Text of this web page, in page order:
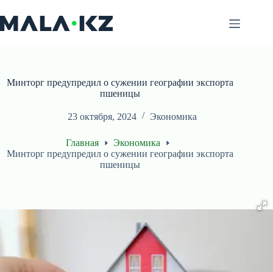
к
сути
Минторг предупредил о сужении географии экспорта
пшеницы
23 октября, 2024 Экономика
Главная
Экономика
Минторг предупредил о сужении географии экспорта
пшеницы